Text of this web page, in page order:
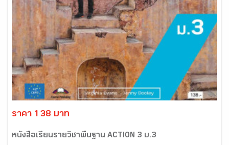
ราคา 138 บาท
หนังสือเรียนรายวิชาพื้นฐาน ACTION 3 ม.3